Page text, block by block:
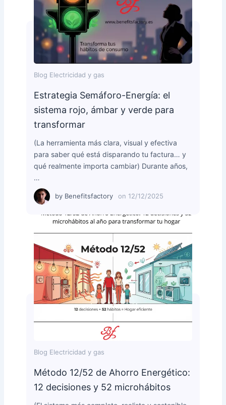
Blog Electricidad y gas
Estrategia Semáforo-Energía: el
sistema rojo, ámbar y verde para
transformar
(La herramienta más clara, visual y efectiva
para saber qué está disparando tu factura… y
qué realmente importa cambiar) Durante años,
…
by Benefitsfactory on 12/12/2025
Blog Electricidad y gas
Método 12/52 de Ahorro Energético:
12 decisiones y 52 microhábitos